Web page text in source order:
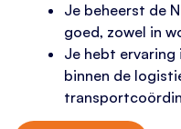
Je beheerst de
goed, zowel in
Je hebt ervaring
binnen de